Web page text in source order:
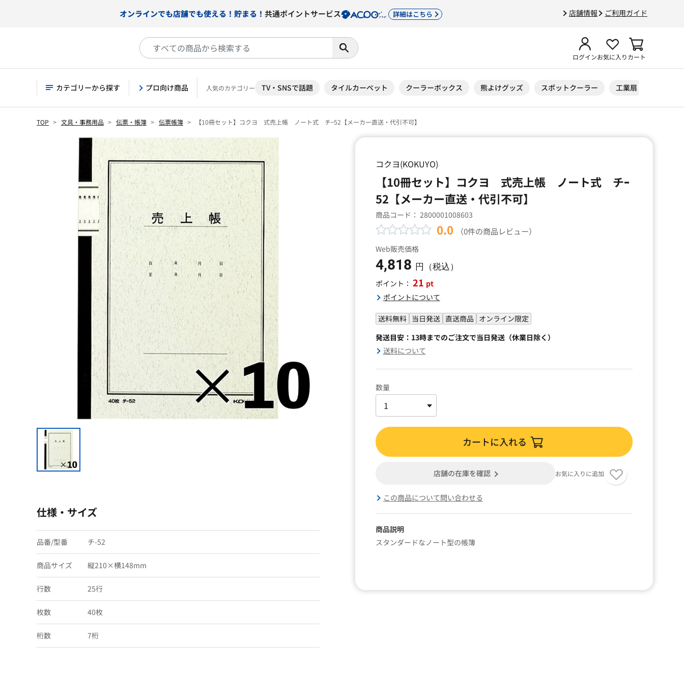
店舗情報 ご利用ガイド
オンラインでも店舗でも使える！貯まる！ 共通ポイントサービス 詳細はこちら
ログインお気に入りカート
カテゴリーから探す プロ向け商品 人気のカテゴリー TV・SNSで話題 タイルカーペット クーラーボックス 熊よけグッズ スポットクーラー 工業扇
TOP 文具・事務用品 伝票・帳簿 伝票帳簿 【10冊セット】コクヨ 式売上帳 ノート式 チｰ52【メーカー直送・代引不可】
コクヨ(KOKUYO)
【10冊セット】コクヨ 式売上帳 ノート式 チｰ
52【メーカー直送・代引不可】
商品コード： 2800001008603
0.0 （0件の商品レビュー）
Web販売価格
4,818 円（税込）
ポイント： 21 pt
ポイントについて
送料無料 当日発送 直送商品 オンライン限定
発送目安：13時までのご注文で当日発送（休業日除く）
送料について
数量
カートに入れる
店舗の在庫を確認 お気に入りに追加
この商品について問い合わせる
商品説明
スタンダードなノート型の帳簿
仕様・サイズ
品番/型番 チ-52
商品サイズ 縦210×横148mm
行数 25行
枚数 40枚
桁数 7桁